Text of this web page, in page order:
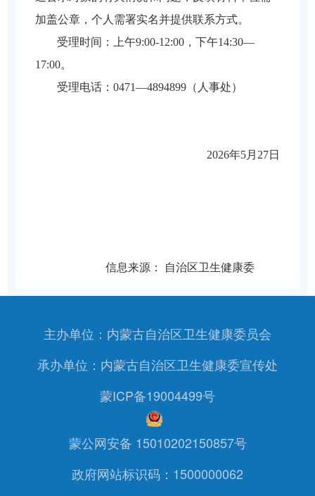
加盖公章，个人需署实名并提供联系方式。
受理时间：上午9:00-12:00，下午14:30—
17:00。
受理电话：0471—4894899（人事处）
2026年5月27日
信息来源： 自治区卫生健康委
主办单位：内蒙古自治区卫生健康委员会
承办单位：内蒙古自治区卫生健康委宣传处
蒙ICP备19004499号
蒙公网安备 15010202150857号
政府网站标识码：1500000062